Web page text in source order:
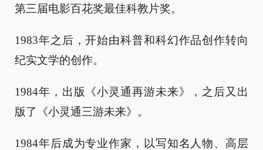
第三届电影百花奖最佳科教片奖。
1983年之后，开始由科普和科幻作品创作转向
纪实文学的创作。
1984年，出版《小灵通再游未来》，之后又出
版了《小灵通三游未来》。
1984年后成为专业作家，以写知名人物、高层